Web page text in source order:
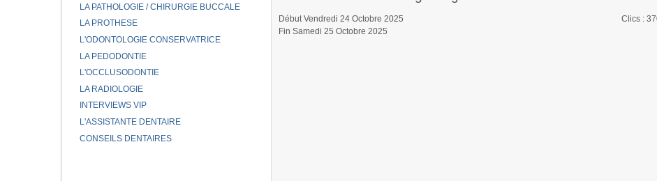
Début Vendredi 24 Octobre 2025
Fin Samedi 25 Octobre 2025
Clics:
LA PATHOLOGIE / CHIRURGIE BUCCALE
LA PROTHESE
L'ODONTOLOGIE CONSERVATRICE
LA PEDODONTIE
L'OCCLUSODONTIE
LA RADIOLOGIE
INTERVIEWS VIP
L'ASSISTANTE DENTAIRE
CONSEILS DENTAIRES